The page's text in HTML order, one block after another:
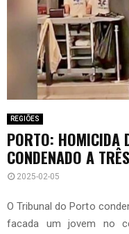
REGIÕES
PORTO: HOMICIDA
CONDENADO A
2025-02-05
O Tribunal do Porto
facada um jovem no